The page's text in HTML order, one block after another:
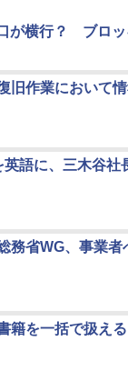
が横行？ ブロ
旧作業において
語に、三木谷社
務省WG、事業
籍を一括で扱え